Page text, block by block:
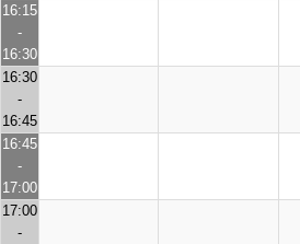
16:15
-
16:30
16:30
-
16:45
16:45
-
17:00
17:00
-